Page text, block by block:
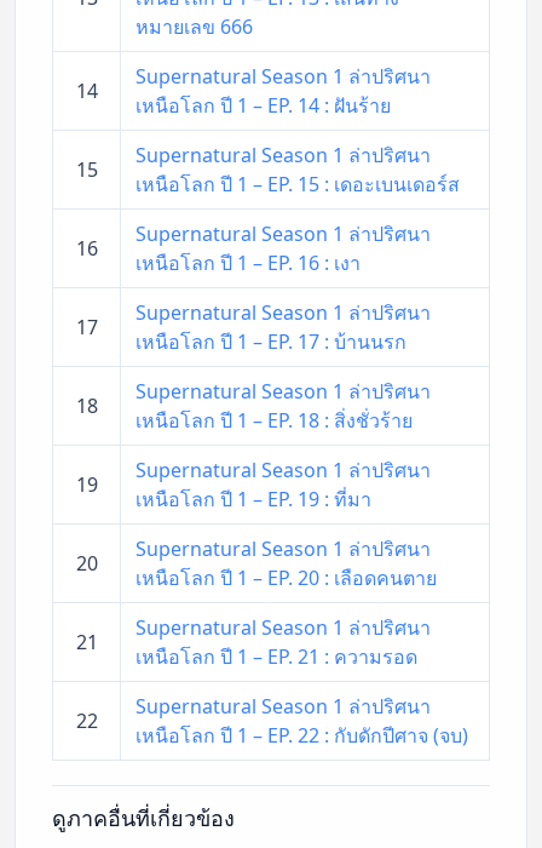
หมายเลข 666
14
Supernatural Season 1 ล่าปริศนา
เหนือโลก ปี 1 – EP. 14 : ฝันร้าย
15
Supernatural Season 1 ล่าปริศนา
เหนือโลก ปี 1 – EP. 15 : เดอะเบนเดอร์ส
16
Supernatural Season 1 ล่าปริศนา
เหนือโลก ปี 1 – EP. 16 : เงา
17
Supernatural Season 1 ล่าปริศนา
เหนือโลก ปี 1 – EP. 17 : บ้านนรก
18
Supernatural Season 1 ล่าปริศนา
เหนือโลก ปี 1 – EP. 18 : สิ่งชั่วร้าย
19
Supernatural Season 1 ล่าปริศนา
เหนือโลก ปี 1 – EP. 19 : ที่มา
20
Supernatural Season 1 ล่าปริศนา
เหนือโลก ปี 1 – EP. 20 : เลือดคนตาย
21
Supernatural Season 1 ล่าปริศนา
เหนือโลก ปี 1 – EP. 21 : ความรอด
22
Supernatural Season 1 ล่าปริศนา
เหนือโลก ปี 1 – EP. 22 : กับดักปีศาจ (จบ)
ดูภาคอื่นที่เกี่ยวข้อง